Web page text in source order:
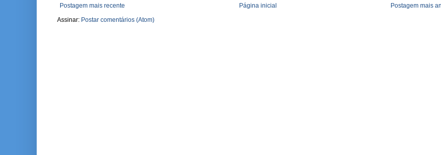
Postagem mais recente Postagem mais
Página inicial
Assinar: Postar comentários (Atom)